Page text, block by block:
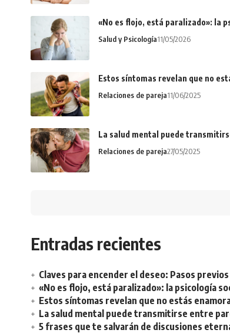
«No es flojo, está paralizado»: la
Salud y Psicología11/05/2026
Estos síntomas revelan que no
Relaciones de pareja11/06/2025
La salud mental puede
Relaciones de pareja27/05/2025
Entradas recientes
Claves para encender el deseo: Pasos
«No es flojo, está paralizado»: la psicología
Estos síntomas revelan que no estás
La salud mental puede transmitirse entre
5 frases que te salvarán de discusiones